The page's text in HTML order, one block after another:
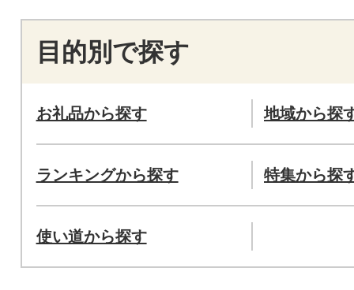
目的別で探す
お礼品から探す 地域から探
ランキングから探す 特集から探
使い道から探す